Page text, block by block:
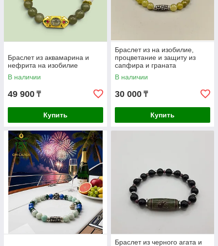
Браслет из аквамарина и
нефрита на изобилие
В наличии
49 900 ₸
Купить
Браслет из на изобилие,
процветание и защиту из
сапфира и граната
В наличии
30 000 ₸
Купить
Браслет из черного агата и